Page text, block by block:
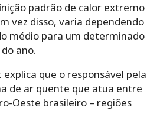
padrão de calor extremo
vez disso, varia dependendo
médio para um determinado
ano.
que o responsável pela
de ar quente que atua entre
Oeste brasileiro – regiões